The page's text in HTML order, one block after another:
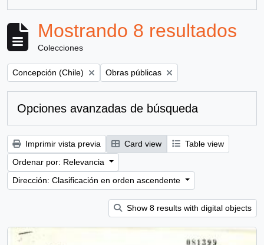
Mostrando 8 resultados
Colecciones
Remove filter:
Concepción (Chile) Remove filter:
Obras públicas
Opciones avanzadas de búsqueda
Imprimir vista previa Card view
Table view
Ordenar por: Relevancia
Dirección: Clasificación en orden ascendente
Show 8 results with digital objects